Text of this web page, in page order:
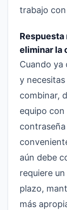
trabajo
Respuesta
eliminar la
Cuando ya
y
combinar,
equipo con
aún debe
requiere
plazo,
más